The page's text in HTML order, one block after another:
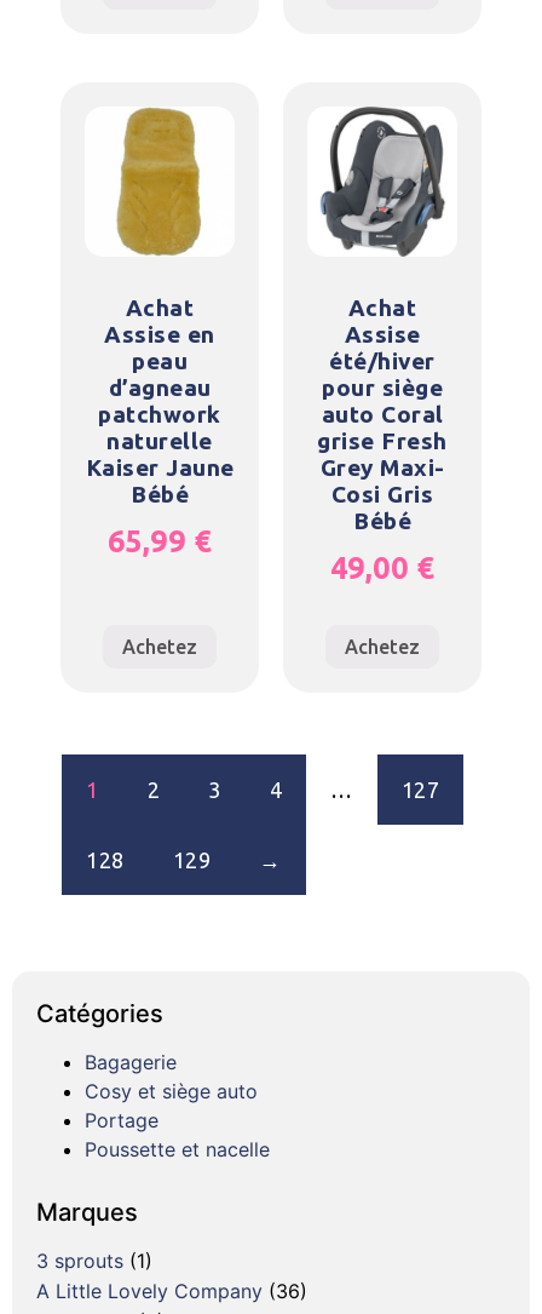
Achat
Assise en
peau
d’agneau
patchwork
naturelle
Kaiser Jaune
Bébé
65,99 €
Achetez
Achat
Assise
été/hiver
pour siège
auto Coral
grise Fresh
Grey Maxi-
Cosi Gris
Bébé
49,00 €
Achetez
1 2 3 4 … 127
128 129 →
Catégories
Bagagerie
Cosy et siège auto
Portage
Poussette et nacelle
Marques
3 sprouts (1)
A Little Lovely Company (36)